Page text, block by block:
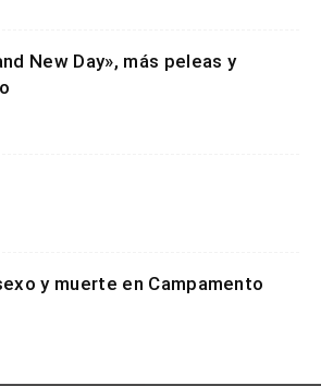
New Day», más peleas y
y muerte en Campamento